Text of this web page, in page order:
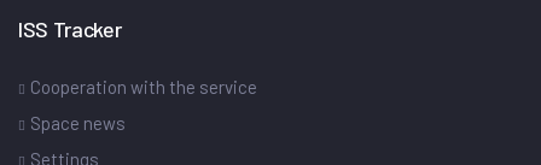
ISS Tracker
Cooperation with the service
Space news
Settings